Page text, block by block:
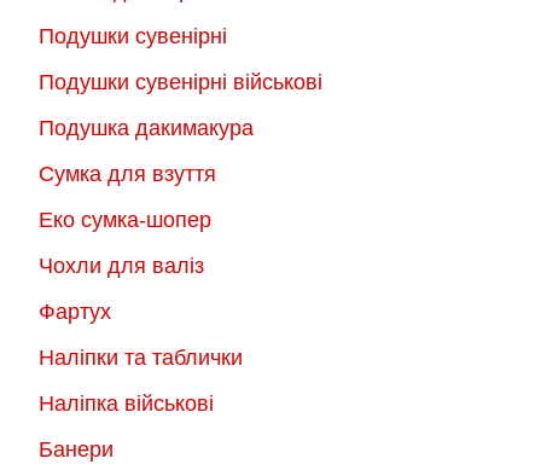
Подушки сувенірні
Подушки сувенірні військові
Подушка дакимакура
Сумка для взуття
Еко сумка-шопер
Чохли для валіз
Фартух
Наліпки та таблички
Наліпка військові
Банери